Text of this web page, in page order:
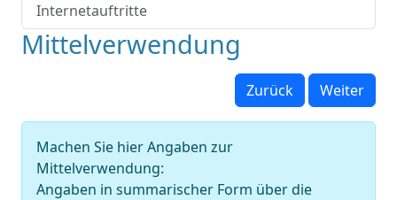
Internetauftritte
Mittelverwendung
Zurück Weiter
Machen Sie hier Angaben zur
Mittelverwendung:
Angaben in summarischer Form über die